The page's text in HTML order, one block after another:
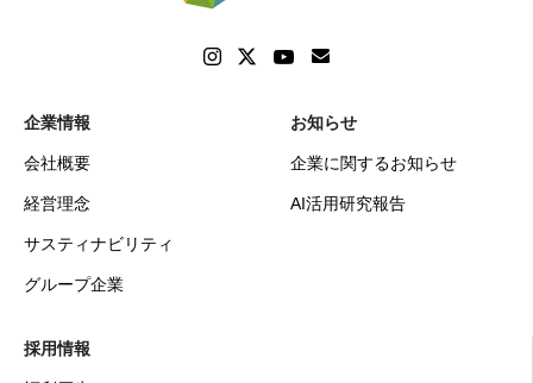
企業情報
会社概要
経営理念
サスティナビリティ
グループ企業
お知らせ
企業に関するお知らせ
AI活用研究報告
採用情報